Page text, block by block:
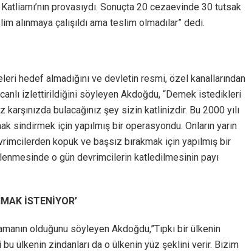
provasıydı. Sonuçta 20 cezaevinde 30 tutsak
alınmaya çalışıldı ama teslim olmadılar” dedi.
hedef almadığını ve devletin resmi, özel kanallarından
izlettirildiğini söyleyen Akdoğdu, “Demek istedikleri
karşınızda bulacağınız şey sizin katlinizdir. Bu 2000 yılı
için yapılmış bir operasyondu. Onların yarın
kopuk ve başsız bırakmak için yapılmış bir
o gün devrimcilerin katledilmesinin payı
İSTENİYOR’
olduğunu söyleyen Akdoğdu,”Tıpkı bir ülkenin
ülkenin zindanları da o ülkenin yüz şeklini verir. Bizim